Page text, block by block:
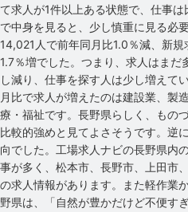
て求人が1件以上ある状態で、仕事
で中身を見ると、少し慎重に見る必
14,021人で前年同月比1.0％減、新
1.7％増でした。つまり、求人はま
し減り、仕事を探す人は少し増えて
月比で求人が増えたのは建設業、製
療・福祉です。長野県らしく、もの
比較的強めと見てよさそうです。逆
向でした。工場求人ナビの長野県内
事が多く、松本市、長野市、上田市
の求人情報があります。また軽作業
野県は、「自然が豊かだけど不便す